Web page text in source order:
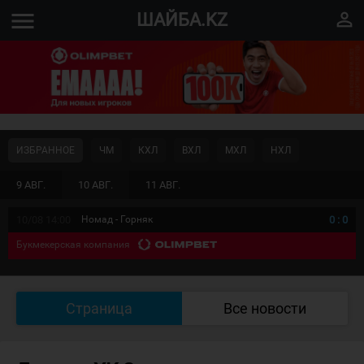
menu ШАЙБА.KZ perm_identity
9 АВГ. 10 АВГ. 11 АВГ.
ИЗБРАННОЕ ЧМ КХЛ ВХЛ МХЛ НХЛ
Номад - Горняк 0 : 0
Букмекерская компания
Страница Все новости